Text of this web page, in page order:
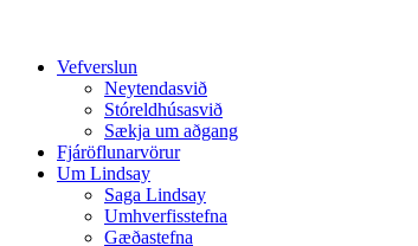
Close
Vefverslun
Neytendasvið
Stóreldhúsasvið
Sækja um aðgang
Fjáröflunarvörur
Um Lindsay
Saga Lindsay
Umhverfisstefna
Gæðastefna